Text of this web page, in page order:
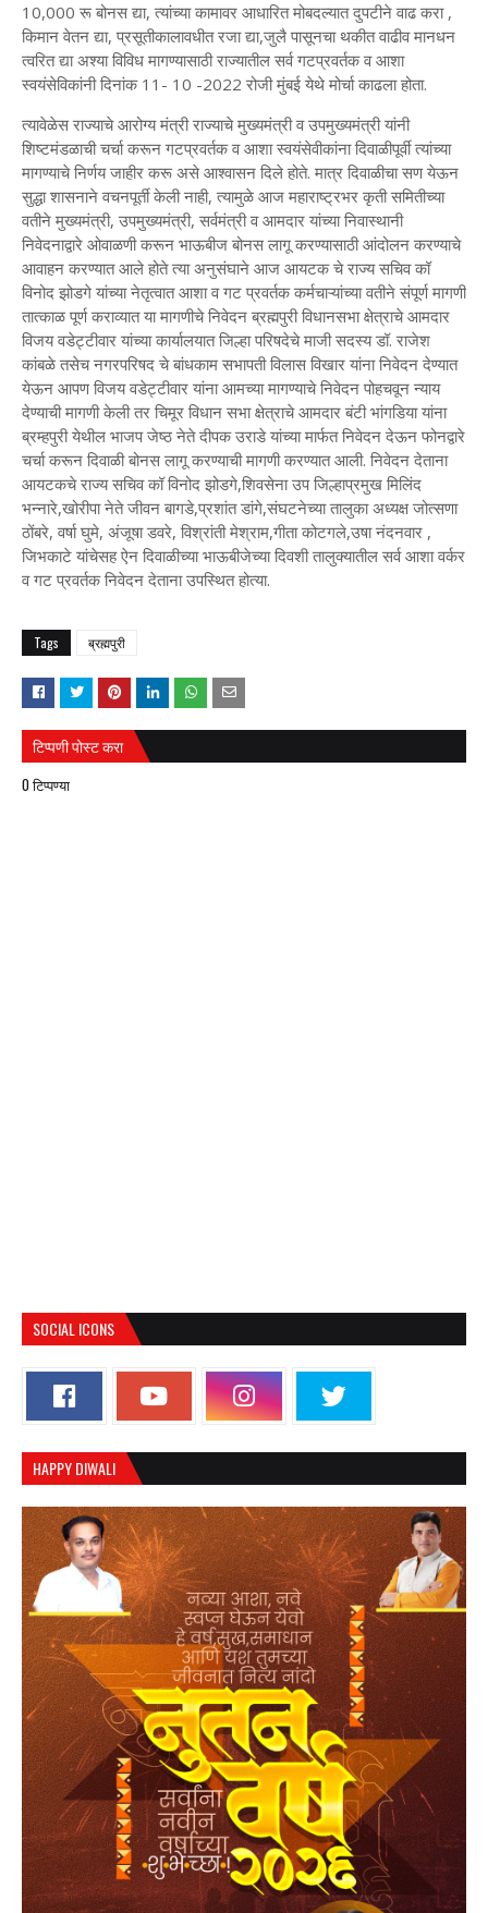
10,000 रू बोनस द्या, त्यांच्या कामावर आधारित मोबदल्यात दुपटीने वाढ करा ,
किमान वेतन द्या, प्रसूतीकालावधीत रजा द्या,जुलै पासूनचा थकीत वाढीव मानधन
त्वरित द्या अश्या विविध मागण्यासाठी राज्यातील सर्व गटप्रवर्तक व आशा
स्वयंसेविकांनी दिनांक 11- 10 -2022 रोजी मुंबई येथे मोर्चा काढला होता.
त्यावेळेस राज्याचे आरोग्य मंत्री राज्याचे मुख्यमंत्री व उपमुख्यमंत्री यांनी
शिष्टमंडळाची चर्चा करून गटप्रवर्तक व आशा स्वयंसेवीकांना दिवाळीपूर्वी त्यांच्या
मागण्याचे निर्णय जाहीर करू असे आश्वासन दिले होते. मात्र दिवाळीचा सण येऊन
सुद्धा शासनाने वचनपूर्ती केली नाही, त्यामुळे आज महाराष्ट्रभर कृती समितीच्या
वतीने मुख्यमंत्री, उपमुख्यमंत्री, सर्वमंत्री व आमदार यांच्या निवास्थानी
निवेदनाद्वारे ओवाळणी करून भाऊबीज बोनस लागू करण्यासाठी आंदोलन करण्याचे
आवाहन करण्यात आले होते त्या अनुसंघाने आज आयटक चे राज्य सचिव कॉ
विनोद झोडगे यांच्या नेतृत्वात आशा व गट प्रवर्तक कर्मचाऱ्यांच्या वतीने संपूर्ण मागणी
तात्काळ पूर्ण कराव्यात या मागणीचे निवेदन ब्रह्मपुरी विधानसभा क्षेत्राचे आमदार
विजय वडेट्टीवार यांच्या कार्यालयात जिल्हा परिषदेचे माजी सदस्य डॉ. राजेश
कांबळे तसेच नगरपरिषद चे बांधकाम सभापती विलास विखार यांना निवेदन देण्यात
येऊन आपण विजय वडेट्टीवार यांना आमच्या मागण्याचे निवेदन पोहचवून न्याय
देण्याची मागणी केली तर चिमूर विधान सभा क्षेत्राचे आमदार बंटी भांगडिया यांना
ब्रम्हपुरी येथील भाजप जेष्ठ नेते दीपक उराडे यांच्या मार्फत निवेदन देऊन फोनद्वारे
चर्चा करून दिवाळी बोनस लागू करण्याची मागणी करण्यात आली. निवेदन देताना
आयटकचे राज्य सचिव कॉ विनोद झोडगे,शिवसेना उप जिल्हाप्रमुख मिलिंद
भन्नारे,खोरीपा नेते जीवन बागडे,प्रशांत डांगे,संघटनेच्या तालुका अध्यक्ष जोत्सणा
ठोंबरे, वर्षा घुमे, अंजूषा डवरे, विश्रांती मेश्राम,गीता कोटगले,उषा नंदनवार ,
जिभकाटे यांचेसह ऐन दिवाळीच्या भाऊबीजेच्या दिवशी तालुक्यातील सर्व आशा वर्कर
व गट प्रवर्तक निवेदन देताना उपस्थित होत्या.
Tags ब्रह्मपुरी
टिप्पणी पोस्ट करा
0 टिप्पण्या
SOCIAL ICONS
HAPPY DIWALI